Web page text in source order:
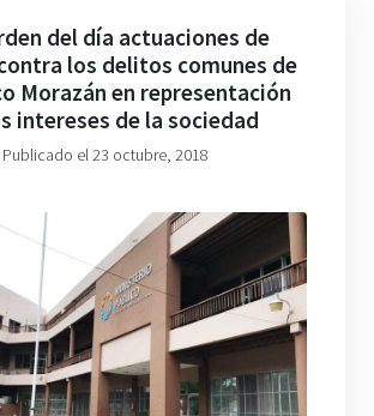
del día actuaciones de
los delitos comunes de
Morazán en representación
intereses de la sociedad
Publicado el 23 octubre, 2018